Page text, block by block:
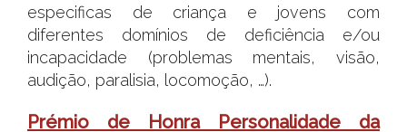
especificas de criança e jovens com
diferentes domínios de deficiência e/ou
incapacidade (problemas mentais, visão,
audição, paralisia, locomoção, …).
Prémio de Honra Personalidade da